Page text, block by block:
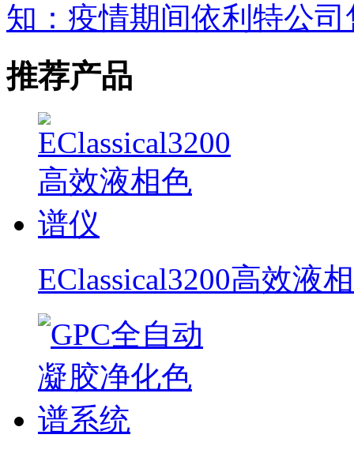
知：疫情期间依利特公
推荐产品
EClassical3200高效液